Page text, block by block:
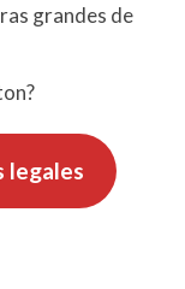
grandes de
legales